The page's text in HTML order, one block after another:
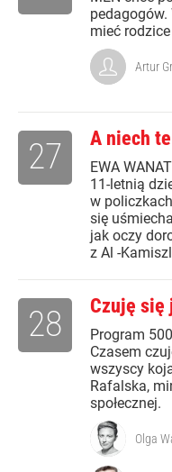
pedagogów.
mieć
Artur
A niech
EWA
11-letnią
w
się
jak oczy
z Al -
27
Czuję się
Program
Czasem
wszyscy
Rafalska,
społecznej.
28
Olga